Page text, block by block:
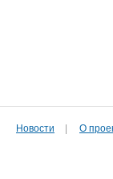
Новости О